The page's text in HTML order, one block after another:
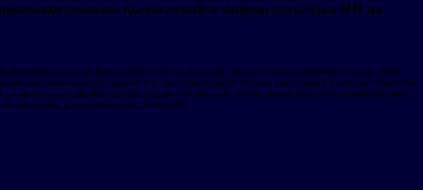
вычислений и инфраструктуры ИИ на
вычислений, облака, хранения данных и 5G/периферийных вычислений,
инновации для фабрик ИИ, высокопроизводительных вычислений и центров обработки
рабочих станций до решений масштаба стоек, демонстрирует ее приверженность
и корпоративных систем ИИ.